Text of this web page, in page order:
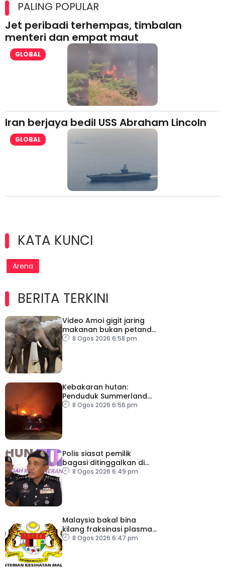
PALING POPULAR
Jet peribadi terhempas, timbalan
menteri dan empat maut
GLOBAL
Iran berjaya bedil USS Abraham Lincoln
GLOBAL
KATA KUNCI
Arena
BERITA TERKINI
Video Amoi gigit jaring
makanan bukan petanda
tekanan – MPT
8 Ogos 2026 6:58 pm
Kebakaran hutan:
Penduduk Summerland
diarah pindah
8 Ogos 2026 6:56 pm
Polis siasat pemilik
bagasi ditinggalkan di
ICQS Bukit Kayu Hitam
8 Ogos 2026 6:49 pm
Malaysia bakal bina
kilang fraksinasi plasma
sendiri dalam tempoh
8 Ogos 2026 6:47 pm